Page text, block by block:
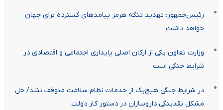
رئیس‌جمهور: تهدید تنگه هرمز پیامدهای گسترده برای جهان
خواهد داشت
وزارت تعاون یکی از ارکان اصلی پایداری اجتماعی و اقتصادی در
شرایط جنگی است
در شرایط جنگی هیچ‌یک از خدمات نظام سلامت متوقف نشد/ حل
مشکل نقدینگی داروسازان در دستور کار دولت